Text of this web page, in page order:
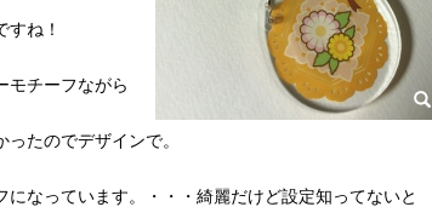
ね！
モチーフながら
たのでデザインで。
なっています。・・・綺麗だけど設定知ってないと